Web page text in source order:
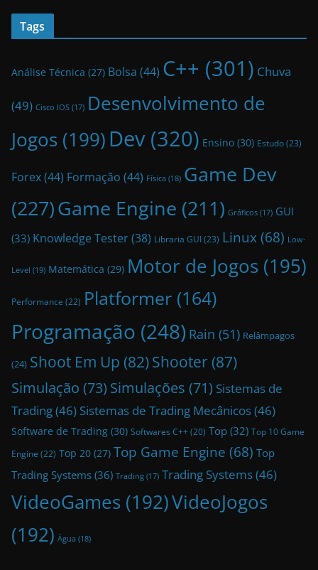
Tags
Análise Técnica (27) Bolsa (44) C++ (301) Chuva
(49) Cisco IOS (17) Desenvolvimento de
Jogos (199)Dev(320) Ensino (30) Estudo(23)
Forex(44) Formação (44) Física (18) Game Dev
(227)Game Engine (211) Gráficos (17) GUI
(33) Knowledge Tester(38) Libraria GUI(23) Linux(68) Low-
Level (19) Matemática (29) Motor de Jogos (195)
Performance (22) Platformer (164)
Programação (248) Rain (51) Relâmpagos
(24) Shoot Em Up (82)Shooter (87)
Simulação (73) Simulações (71) Sistemas de
Trading(46) Sistemas de Trading Mecânicos(46)
Software de Trading (30) Softwares C++ (20) Top (32) Top 10 Game
Engine (22) Top 20 (27) Top Game Engine (68) Top
Trading Systems (36) Trading (17) Trading Systems(46)
VideoGames (192)VideoJogos
(192) Água (18)